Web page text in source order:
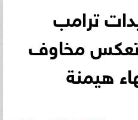
ترامب
تعكس مخاوف
هيمنة